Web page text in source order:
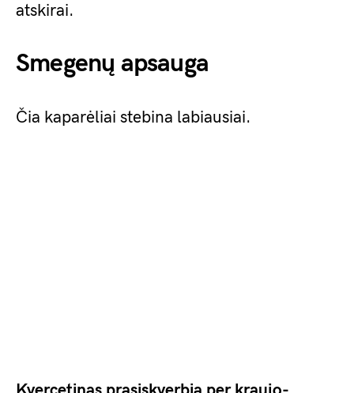
atskirai.
Smegenų apsauga
Čia kaparėliai stebina labiausiai.